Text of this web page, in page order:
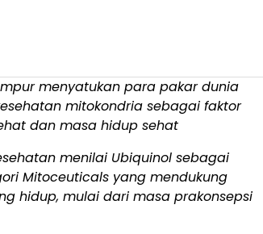
menyatukan para pakar dunia
mitokondria sebagai faktor
dan masa hidup sehat
menilai Ubiquinol sebagai
Mitoceuticals yang mendukung
hidup, mulai dari masa prakonsepsi